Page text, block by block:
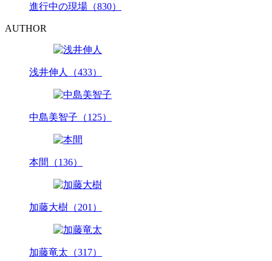
進行中の現場（830）
AUTHOR
浅井伸人（433）
中島美智子（125）
本間（136）
加藤大樹（201）
加藤竜太（317）